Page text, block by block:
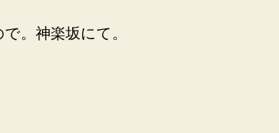
。神楽坂にて。